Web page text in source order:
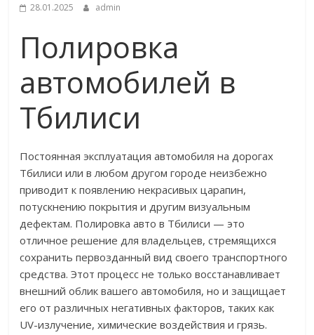
28.01.2025 admin
Полировка
автомобилей в
Тбилиси
Постоянная эксплуатация автомобиля на дорогах
Тбилиси или в любом другом городе неизбежно
приводит к появлению некрасивых царапин,
потускнению покрытия и другим визуальным
дефектам. Полировка авто в Тбилиси — это
отличное решение для владельцев, стремящихся
сохранить первозданный вид своего транспортного
средства. Этот процесс не только восстанавливает
внешний облик вашего автомобиля, но и защищает
его от различных негативных факторов, таких как
UV-излучение, химические воздействия и грязь.